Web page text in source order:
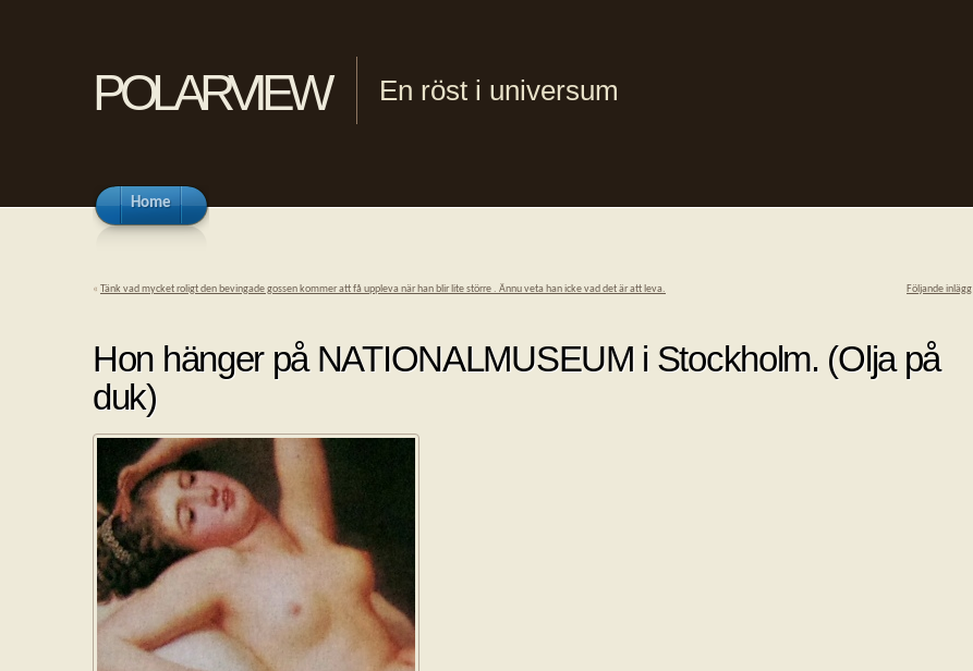
polarview En röst i universum
Home
« Tänk vad mycket roligt den bevingade gossen kommer att få uppleva när han blir lite större . Ännu veta han icke vad det är att leva. Följande inlägg
Hon hänger på NATIONALMUSEUM i Stockholm. (Olja på
duk)